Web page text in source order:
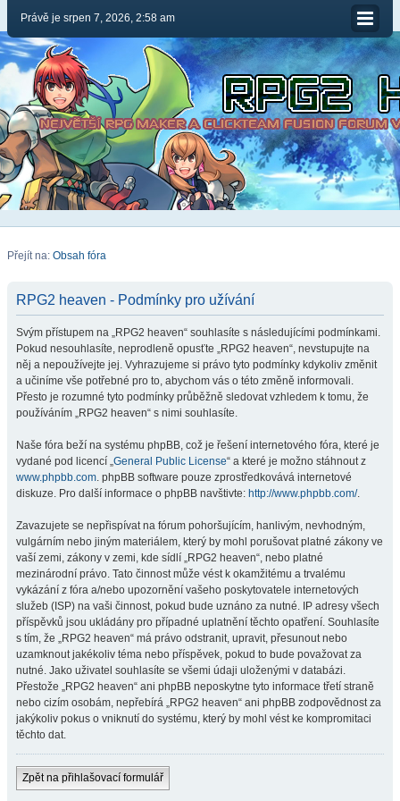
Právě je srpen 7, 2026, 2:58 am
Přejít na: Obsah fóra
RPG2 heaven - Podmínky pro užívání
Svým přístupem na „RPG2 heaven“ souhlasíte s následujícími podmínkami.
Pokud nesouhlasíte, neprodleně opusťte „RPG2 heaven“, nevstupujte na
něj a nepoužívejte jej. Vyhrazujeme si právo tyto podmínky kdykoliv změnit
a učiníme vše potřebné pro to, abychom vás o této změně informovali.
Přesto je rozumné tyto podmínky průběžně sledovat vzhledem k tomu, že
používáním „RPG2 heaven“ s nimi souhlasíte.
Naše fóra beží na systému phpBB, což je řešení internetového fóra, které je
vydané pod licencí „General Public License“ a které je možno stáhnout z
www.phpbb.com. phpBB software pouze zprostředkovává internetové
diskuze. Pro další informace o phpBB navštivte: http://www.phpbb.com/.
Zavazujete se nepřispívat na fórum pohoršujícím, hanlivým, nevhodným,
vulgárním nebo jiným materiálem, který by mohl porušovat platné zákony ve
vaší zemi, zákony v zemi, kde sídlí „RPG2 heaven“, nebo platné
mezinárodní právo. Tato činnost může vést k okamžitému a trvalému
vykázání z fóra a/nebo upozornění vašeho poskytovatele internetových
služeb (ISP) na vaši činnost, pokud bude uznáno za nutné. IP adresy všech
příspěvků jsou ukládány pro případné uplatnění těchto opatření. Souhlasíte
s tím, že „RPG2 heaven“ má právo odstranit, upravit, přesunout nebo
uzamknout jakékoliv téma nebo příspěvek, pokud to bude považovat za
nutné. Jako uživatel souhlasíte se všemi údaji uloženými v databázi.
Přestože „RPG2 heaven“ ani phpBB neposkytne tyto informace třetí straně
nebo cizím osobám, nepřebírá „RPG2 heaven“ ani phpBB zodpovědnost za
jakýkoliv pokus o vniknutí do systému, který by mohl vést ke kompromitaci
těchto dat.
Zpět na přihlašovací formulář